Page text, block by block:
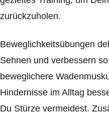
zurückzuholen.
Beweglichkeitsübungen
Sehnen und verbessern
beweglichere
Hindernisse im Alltag
Du Stürze vermeidest.